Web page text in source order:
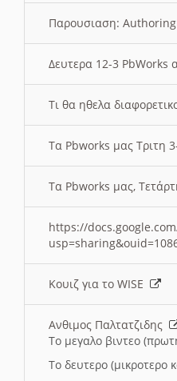
Παρουσιαση:
Δευτερα 12-3 PbWorks
Τι θα ηθελα
Τα Pbworks μας Τριτη
Τα Pbworks μας,
https://
Κουιζ για το WISE
Ανθιμος Παλτατζιδης
Το μεγαλο βιντεο
Το δευτερο (μικροτερο